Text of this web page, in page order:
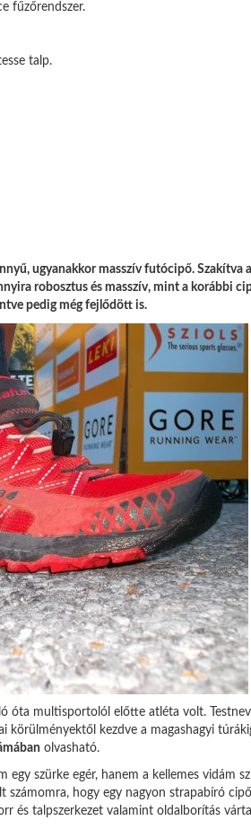
fűzőrendszer.
talp.
ugyanakkor masszív futócipő. Szakítva
robosztus és masszív, mint a korábbi
pedig még fejlődött is.
óta multisportolól előtte atléta volt.
kezdve a magashagyi
olvasható.
szürke egér, hanem a kellemes vidám
számomra, hogy egy nagyon strapabíró
és talpszerkezet valamint oldalborítás